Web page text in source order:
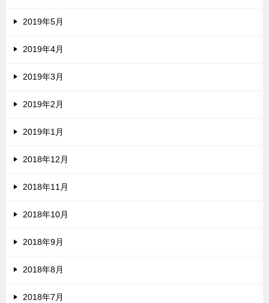
2019年5月
2019年4月
2019年3月
2019年2月
2019年1月
2018年12月
2018年11月
2018年10月
2018年9月
2018年8月
2018年7月